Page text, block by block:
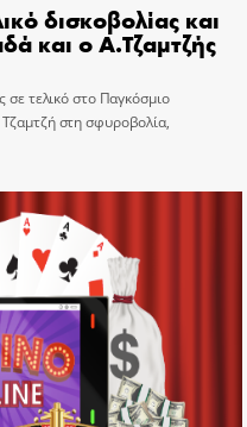
δισκοβολίας και
και ο Α.Τζαμτζής
τελικό στο Παγκόσμιο
στη σφυροβολία,